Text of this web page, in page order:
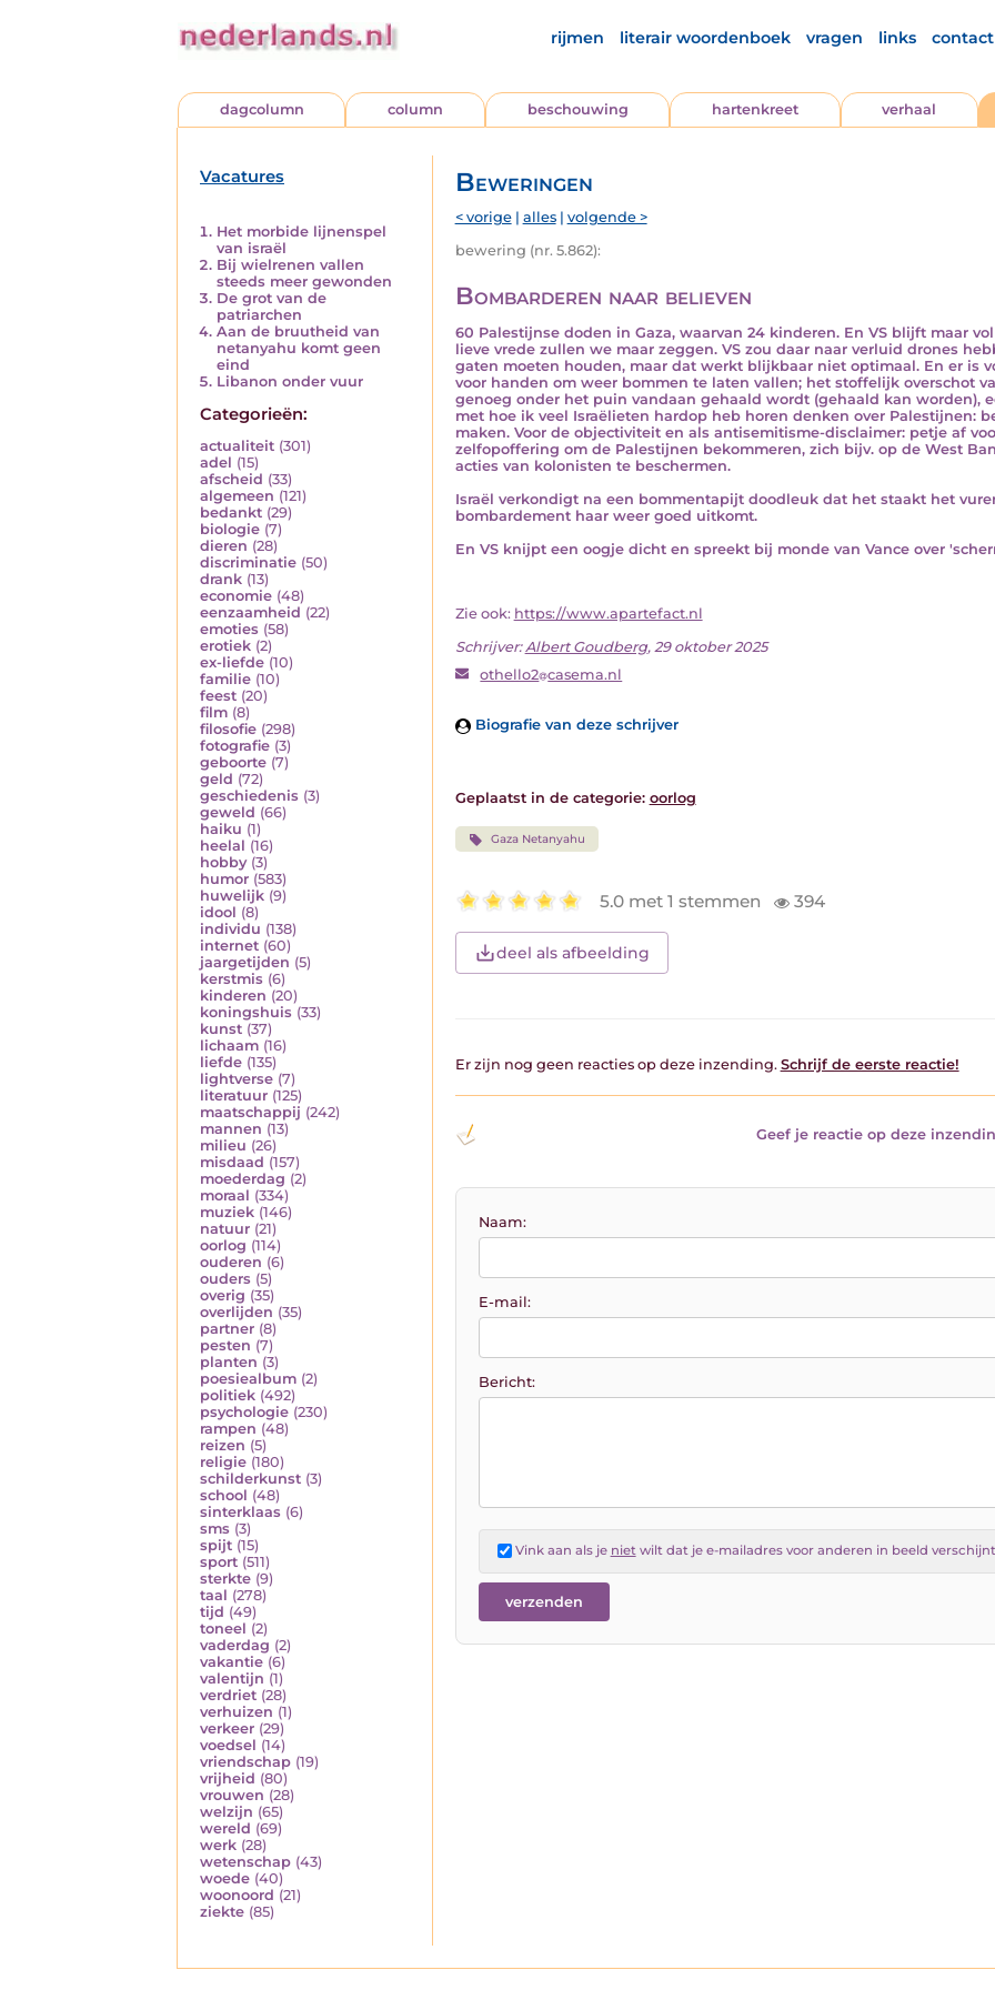
rijmen literair woordenboek vragen links contact
dagcolumn column beschouwing hartenkreet verhaal
Vacatures
Het morbide lijnenspel
van israël
Bij wielrenen vallen
steeds meer gewonden
De grot van de
patriarchen
Aan de bruutheid van
netanyahu komt geen
eind
Libanon onder vuur
Categorieën:
actualiteit (301)
adel (15)
afscheid (33)
algemeen (121)
bedankt (29)
biologie (7)
dieren (28)
discriminatie (50)
drank (13)
economie (48)
eenzaamheid (22)
emoties (58)
erotiek (2)
ex-liefde (10)
familie (10)
feest (20)
film (8)
filosofie (298)
fotografie (3)
geboorte (7)
geld (72)
geschiedenis (3)
geweld (66)
haiku (1)
heelal (16)
hobby (3)
humor (583)
huwelijk (9)
idool (8)
individu (138)
internet (60)
jaargetijden (5)
kerstmis (6)
kinderen (20)
koningshuis (33)
kunst (37)
lichaam (16)
liefde (135)
lightverse (7)
literatuur (125)
maatschappij (242)
mannen (13)
milieu (26)
misdaad (157)
moederdag (2)
moraal (334)
muziek (146)
natuur (21)
oorlog (114)
ouderen (6)
ouders (5)
overig (35)
overlijden (35)
partner (8)
pesten (7)
planten (3)
poesiealbum (2)
politiek (492)
psychologie (230)
rampen (48)
reizen (5)
religie (180)
schilderkunst (3)
school (48)
sinterklaas (6)
sms (3)
spijt (15)
sport (511)
sterkte (9)
taal (278)
tijd (49)
toneel (2)
vaderdag (2)
vakantie (6)
valentijn (1)
verdriet (28)
verhuizen (1)
verkeer (29)
voedsel (14)
vriendschap (19)
vrijheid (80)
vrouwen (28)
welzijn (65)
wereld (69)
werk (28)
wetenschap (43)
woede (40)
woonoord (21)
ziekte (85)
Beweringen
< vorige| alles| volgende >
bewering (nr. 5.862):
Bombarderen naar believen
60 Palestijnse doden in Gaza, waarvan 24 kinderen. En VS blijft maar
lieve vrede zullen we maar zeggen. VS zou daar naar verluid drones
gaten moeten houden, maar dat werkt blijkbaar niet optimaal. En er is
voor handen om weer bommen te laten vallen; het stoffelijk overschot
genoeg onder het puin vandaan gehaald wordt (gehaald kan worden),
met hoe ik veel Israëlieten hardop heb horen denken over Palestijnen:
maken. Voor de objectiviteit en als antisemitisme-disclaimer: petje af
zelfopoffering om de Palestijnen bekommeren, zich bijv. op de West
acties van kolonisten te beschermen.
Israël verkondigt na een bommentapijt doodleuk dat het staakt het
bombardement haar weer goed uitkomt.
En VS knijpt een oogje dicht en spreekt bij monde van Vance over
Zie ook: https://www.apartefact.nl
Schrijver: Albert Goudberg, 29 oktober 2025
othello2 casema.nl
Biografie van deze schrijver
Geplaatst in de categorie: oorlog
Gaza Netanyahu
5.0 met 1 stemmen 394
deel als afbeelding
Er zijn nog geen reacties op deze inzending. Schrijf de eerste reactie!
Geef je reactie op deze
Naam:
E-mail:
Bericht:
Vink aan als je niet wilt dat je e-mailadres voor anderen in beeld verschijnt